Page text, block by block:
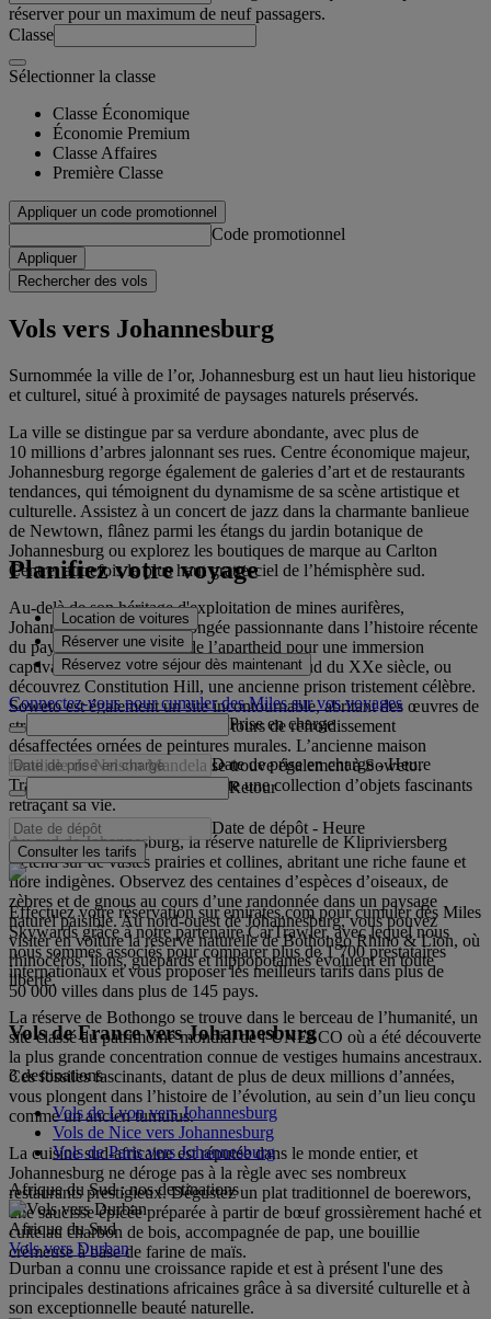
réserver pour un maximum de neuf passagers.
Classe
Sélectionner la classe
Classe Économique
Économie Premium
Classe Affaires
Première Classe
Appliquer un code promotionnel
Code promotionnel
Appliquer
Rechercher des vols
Vols vers Johannesburg
Surnommée la ville de l’or, Johannesburg est un haut lieu historique
et culturel, situé à proximité de paysages naturels préservés.
La ville se distingue par sa verdure abondante, avec plus de
10 millions d’arbres jalonnant ses rues. Centre économique majeur,
Johannesburg regorge également de galeries d’art et de restaurants
tendances, qui témoignent du dynamisme de sa scène artistique et
culturelle. Assistez à un concert de jazz dans la charmante banlieue
de Newtown, flânez parmi les étangs du jardin botanique de
Johannesburg ou explorez les boutiques de marque au Carlton
Centre, autrefois le plus haut gratte-ciel de l’hémisphère sud.
Au-delà de son héritage d'exploitation de mines aurifères,
Johannesburg offre une plongée passionnante dans l’histoire récente
du pays. Visitez le musée de l’apartheid pour une immersion
captivante dans l’histoire de l’Afrique du Sud du XXe siècle, ou
découvrez Constitution Hill, une ancienne prison tristement célèbre.
Soweto est également un site incontournable, abritant des œuvres de
street art saisissantes, dont deux tours de refroidissement
désaffectées ornées de peintures murales. L’ancienne maison
familiale de Nelson Mandela se trouve également à Soweto.
Transformée en musée, elle abrite une collection d’objets fascinants
retraçant sa vie.
Au sud de Johannesburg, la réserve naturelle de Klipriviersberg
s’étend sur de vastes prairies et collines, abritant une riche faune et
flore indigènes. Observez des centaines d’espèces d’oiseaux, de
zèbres et de gnous au cours d’une randonnée dans un paysage
naturel paisible. Au nord-ouest de Johannesburg, vous pouvez
visiter en voiture la réserve naturelle de Bothongo Rhino & Lion, où
rhinocéros, lions, guépards et hippopotames évoluent en toute
liberté.
La réserve de Bothongo se trouve dans le berceau de l’humanité, un
site classé au patrimoine mondial de l’UNESCO où a été découverte
la plus grande concentration connue de vestiges humains ancestraux.
Ces fossiles fascinants, datant de plus de deux millions d’années,
vous plongent dans l’histoire de l’évolution, au sein d’un lieu conçu
comme un ancien tumulus.
La cuisine sud-africaine est réputée dans le monde entier, et
Johannesburg ne déroge pas à la règle avec ses nombreux
restaurants prestigieux. Dégustez un plat traditionnel de boerewors,
une saucisse épicée préparée à partir de bœuf grossièrement haché et
cuite au charbon de bois, accompagnée de pap, une bouillie
crémeuse à base de farine de maïs.
Planifiez votre voyage
Location de voitures
Réserver une visite
Réservez votre séjour dès maintenant
Connectez-vous pour cumuler des Miles sur vos voyages
Prise en charge
Date de prise en charge - Heure
Retour
Date de dépôt - Heure
Consulter les tarifs
Effectuez votre réservation sur emirates.com pour cumuler des Miles
Skywards grâce à notre partenaire CarTrawler, avec lequel nous
nous sommes associés pour comparer plus de 1 700 prestataires
internationaux et vous proposer les meilleurs tarifs dans plus de
50 000 villes dans plus de 145 pays.
Vols de France vers Johannesburg
3 destinations
Vols de Lyon vers Johannesburg
Vols de Nice vers Johannesburg
Vols de Paris vers Johannesburg
Afrique du Sud : nos destinations
Afrique du Sud
Vols vers Durban
Durban a connu une croissance rapide et est à présent l'une des
principales destinations africaines grâce à sa diversité culturelle et à
son exceptionnelle beauté naturelle.